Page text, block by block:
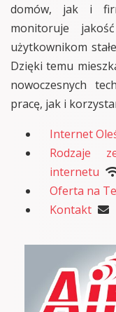
domów, jak i
monitoruje
użytkownikom
Dzięki temu
nowoczesnych
pracę, jak i
Internet
Rodzaje
internetu
Oferta na
Kontakt